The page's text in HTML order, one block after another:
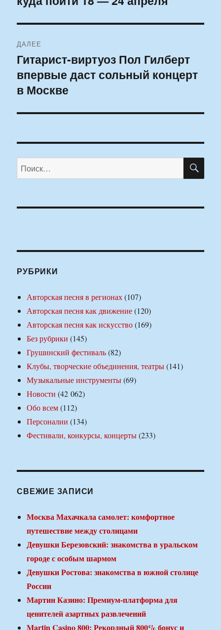
ДАЛЕЕ
Следующая
запись:
Гитарист-виртуоз Пол Гилберт
впервые даст сольный концерт
в Москве
Искать:
РУБРИКИ
Авторская песня в регионах(107)
Авторская песня как движение(120)
Авторская песня как искусство(169)
Без рубрики (145)
Грушинский фестиваль(82)
Клубы, творческие объединения, театры(141)
Музыкальные инструменты(69)
Новости (42 062)
Обо всем(112)
Персоналии (134)
Фестивали, конкурсы, концерты(233)
СВЕЖИЕ ЗАПИСИ
Москва Махачкала самолет: комфортное
путешествие между столицами
Девушки Березовский: знакомства в уральском
городе с особым шармом
Девушки Ростова: знакомства в южной столице
России
Мартин Казино: Премиум-платформа для
ценителей азартных развлечений
Martin Casino 800: Рекордный 800% бонус и